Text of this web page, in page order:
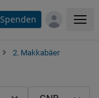
Spenden
2. Makkabäer